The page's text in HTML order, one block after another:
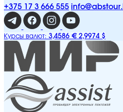
+375 17 3 666 555
Курсы валют: 3,4586 € 2,9974 $